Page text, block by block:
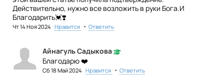
Действительно, нужно все возложить в руки Бога.И
Благодарить💓❣️
Чт 14 Ноя 2024 Нравится • Ответить
Айнагуль Садыкова
Благодарю ❤️
Сб 18 Май 2024 Нравится • Ответить